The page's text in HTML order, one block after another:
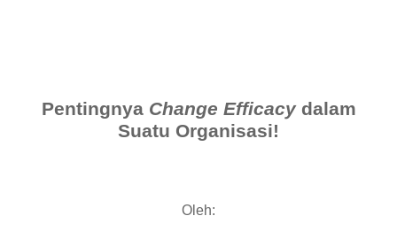
Pentingnya Change Efficacydalam
Suatu Organisasi!
Oleh: